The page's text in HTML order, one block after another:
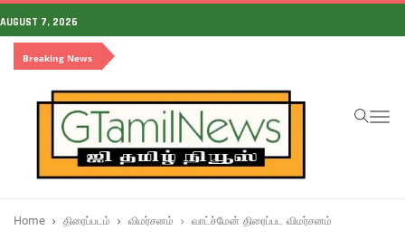
AUGUST 7, 2026
Breaking News
Home திரைப்படம் விமர்சனம் வாட்ச்மேன் திரைப்பட விமர்சனம்